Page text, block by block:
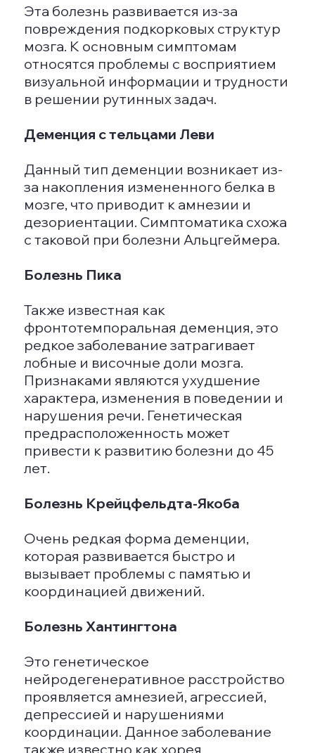
практические навыки. Важно на
данном этапе обратиться к психиатру
для получения необходимой помощи.
С переходом к средней стадии
ухудшаются функции памяти; пациент
больше не помнит события, которые
случаи из недавнего прошлого. Часто
наблюдается «эффект конфабуляции»,
заменять реальные воспоминания
вымыслом или старыми событиями.
Например, пожилой человек может
попытаться собраться в школу или на
каток.
На этой стадии у пациента теряются
речь и мышление. Также могут
проявляться симптомы социофобии и
функционированием вестибулярного
аппарата, ухудшается ориентация в
пространстве — даже в знакомых
местах, например, в своей квартире.
В этой стадии больной нуждается в
постоянном уходе и внимании со
стороны родных или специалистов.
Одним из признаков может быть
аутоагнозия, то есть неузнавание
себя в зеркале.
Тяжелая стадия
Тяжелая или терминальная стадия
способности заботиться о себе,
проявляются двигательные
во времени и пространстве, а также
частые вспышки агрессии и глубокие
нарушения памяти (например,
больной может забыть свое имя).
При терминальной стадии, при
профессионального ухода, прогноз
на жизнь составляет до трех лет. В
должен находиться в стационаре для
получения необходимой помощи и
наблюдения.
ПРОГНОЗ
Продолжительность жизни при
деменции зависит от ряда факторов,